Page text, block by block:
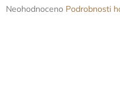
Průměrné
Neohodnoceno Podrobnosti